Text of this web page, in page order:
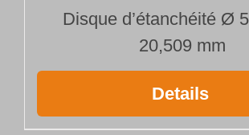
Disque d’étanchéité Ø
20,509 mm
Details